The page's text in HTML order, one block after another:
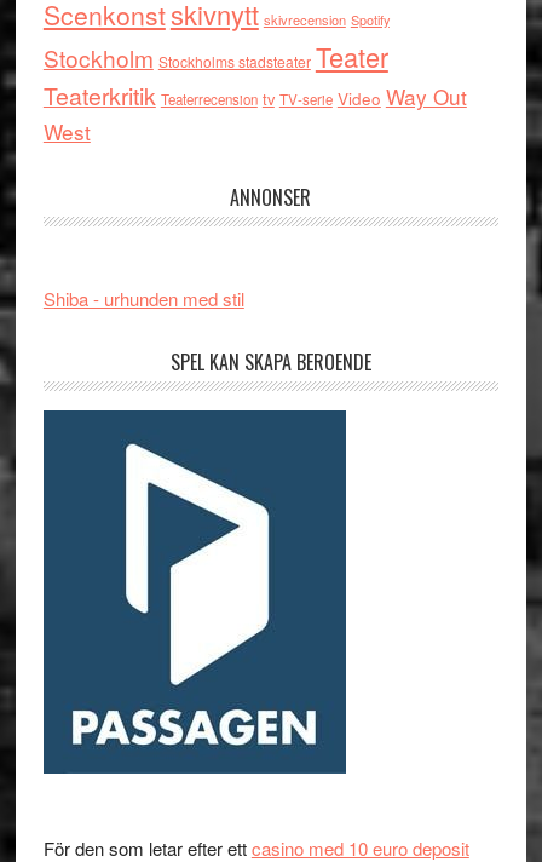
Scenkonstskivnytt skivrecension Spotify
Stockholm Stockholms stadsteater Teater
Teaterkritik Teaterrecension tv TV-serie Video Way Out
West
ANNONSER
Shiba - urhunden med stil
SPEL KAN SKAPA BEROENDE
För den som letar efter ettcasino med 10 euro deposit